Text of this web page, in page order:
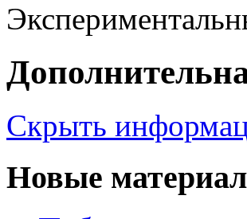
Скрыть
Новые